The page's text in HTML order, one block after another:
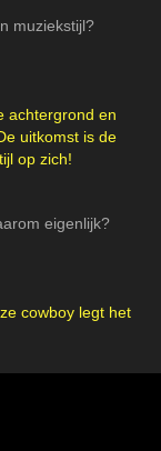
muziekstijl?
achtergrond en
uitkomst is de
op zich!
eigenlijk?
cowboy legt het